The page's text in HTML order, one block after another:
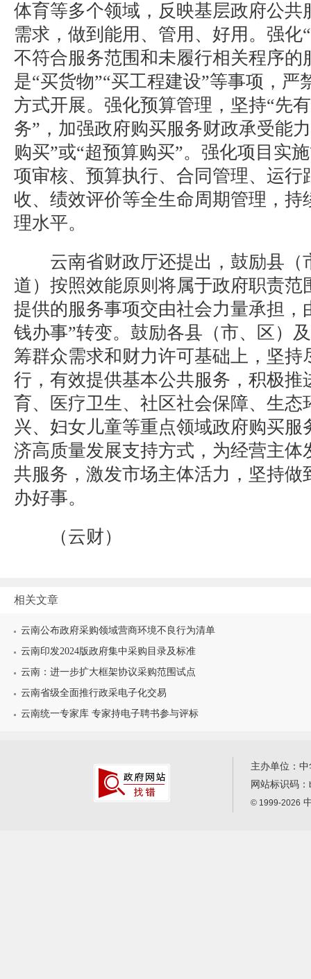
体育等多个领域，反映基层政府公共
需求，做到能用、管用、好用。强化
不符合服务范围和未履行相关程序的
是“买货物”“买工程建设”等事项，严
方式开展。强化预算管理，坚持“先
务”，加强政府购买服务财政承受能
购买”或“超预算购买”。强化项目实
项审核、预算执行、合同管理、运行
收、绩效评价等全生命周期管理，持
理水平。
云南省财政厅还提出，鼓励县（
道）按照效能原则将属于政府职责范
提供的服务事项交由社会力量承担，
钱办事”转变。鼓励各县（市、区）
筹群众需求和财力许可基础上，坚持
行，有效提供基本公共服务，积极推
育、医疗卫生、社区社会保障、生态
兴、妇女儿童等重点领域政府购买服
济高质量发展支持方式，为经营主体
共服务，激发市场主体活力，坚持做
办好事。
（云财）
相关文章
云南公布政府采购领域营商环境不良行为清单
云南印发2024版政府集中采购目录及标准
云南：进一步扩大框架协议采购范围试点
云南省级全面推行政采电子化交易
云南统一专家库 专家持电子聘书参与评标
主办单位：
网站标识码：
© 1999-2026